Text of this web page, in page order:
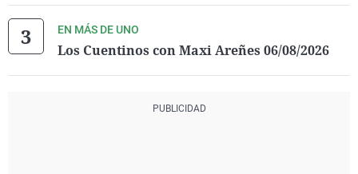
EN MÁS DE UNO
Los Cuentinos con Maxi Areñes 06/08/2026